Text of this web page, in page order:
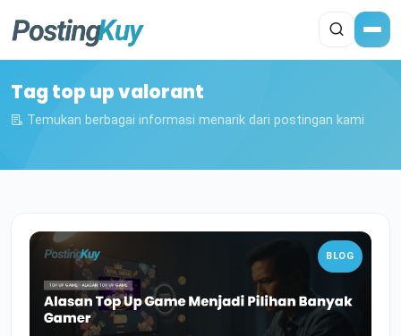
Tag top up valorant
Temukan berbagai informasi menarik dari postingan kami
BLOG